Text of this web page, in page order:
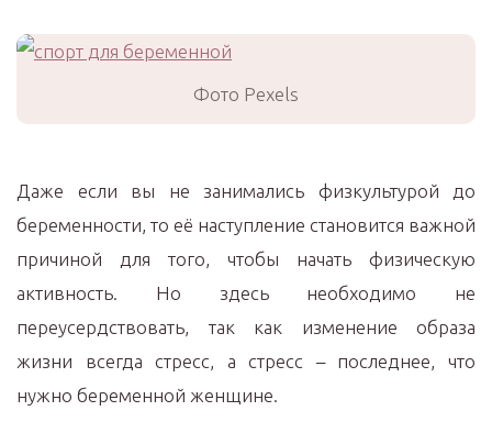
Фото Pexels
Даже если вы не занимались физкультурой до
беременности, то её наступление становится важной
причиной для того, чтобы начать физическую
активность. Но здесь необходимо не
переусердствовать, так как изменение образа
жизни всегда стресс, а стресс – последнее, что
нужно беременной женщине.